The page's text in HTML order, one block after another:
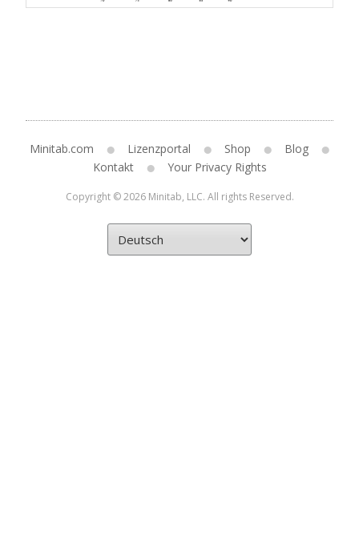
Minitab.com Lizenzportal Shop
Blog
Kontakt
Your Privacy Rights
Copyright © 2026 Minitab, LLC. All rights Reserved.